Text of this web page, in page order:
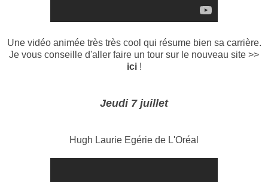
Une vidéo animée très très cool qui résume bien sa carrière.
Je vous conseille d'aller faire un tour sur le nouveau site >>
ici!
Jeudi 7 juillet
Hugh Laurie Egérie de L'Oréal